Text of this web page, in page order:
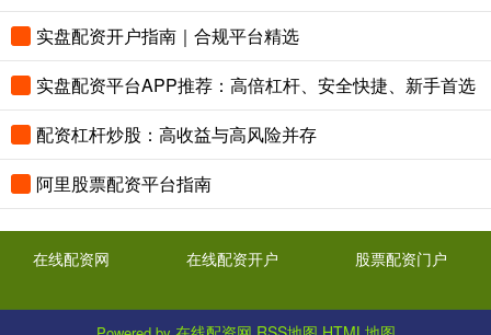
实盘配资开户指南｜合规平台精选
实盘配资平台APP推荐：高倍杠杆、安全快捷、新手首选
配资杠杆炒股：高收益与高风险并存
阿里股票配资平台指南
在线配资网 在线配资开户 股票配资门户